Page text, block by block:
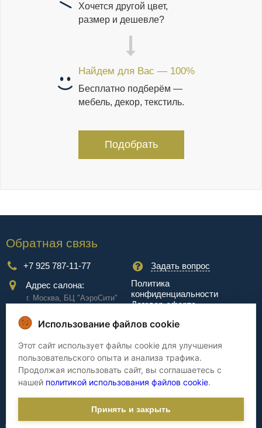
Хочется другой цвет,
размер и дешевле?
Найдем для Вас — 100%
Бесплатно подберём —
мебель, декор, текстиль.
Подобрать
Обратная связь
+7 925 787-11-77
Задать вопрос
Адрес салона:
г. Москва, БЦ "АэроCити"
Куркинское ш., стр.2, 17
этаж
Политика
конфиденциальности
Договор-оферта
Сервис
Доставка
Сборка
Оплата
Дизайнерам
Гарантия
Cтатьи
©
Использование файлов cookie
Этот сайт использует файлы cookie для улучшения
пользовательского опыта и анализа трафика.
Продолжая использовать сайт, вы соглашаетесь с
нашей политикой использования файлов cookie.
Принять и закрыть